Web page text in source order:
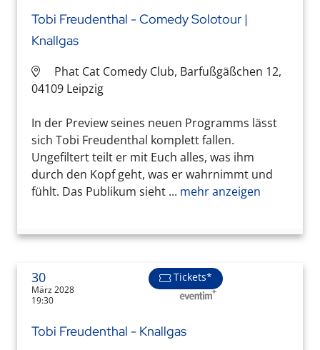
Tobi Freudenthal - Comedy Solotour |
Knallgas
Phat Cat Comedy Club, Barfußgäßchen 12,
04109 Leipzig
In der Preview seines neuen Programms lässt
sich Tobi Freudenthal komplett fallen.
Ungefiltert teilt er mit Euch alles, was ihm
durch den Kopf geht, was er wahrnimmt und
fühlt. Das Publikum sieht ... mehr anzeigen
30
März 2028
19:30
Tickets*
Tobi Freudenthal - Knallgas